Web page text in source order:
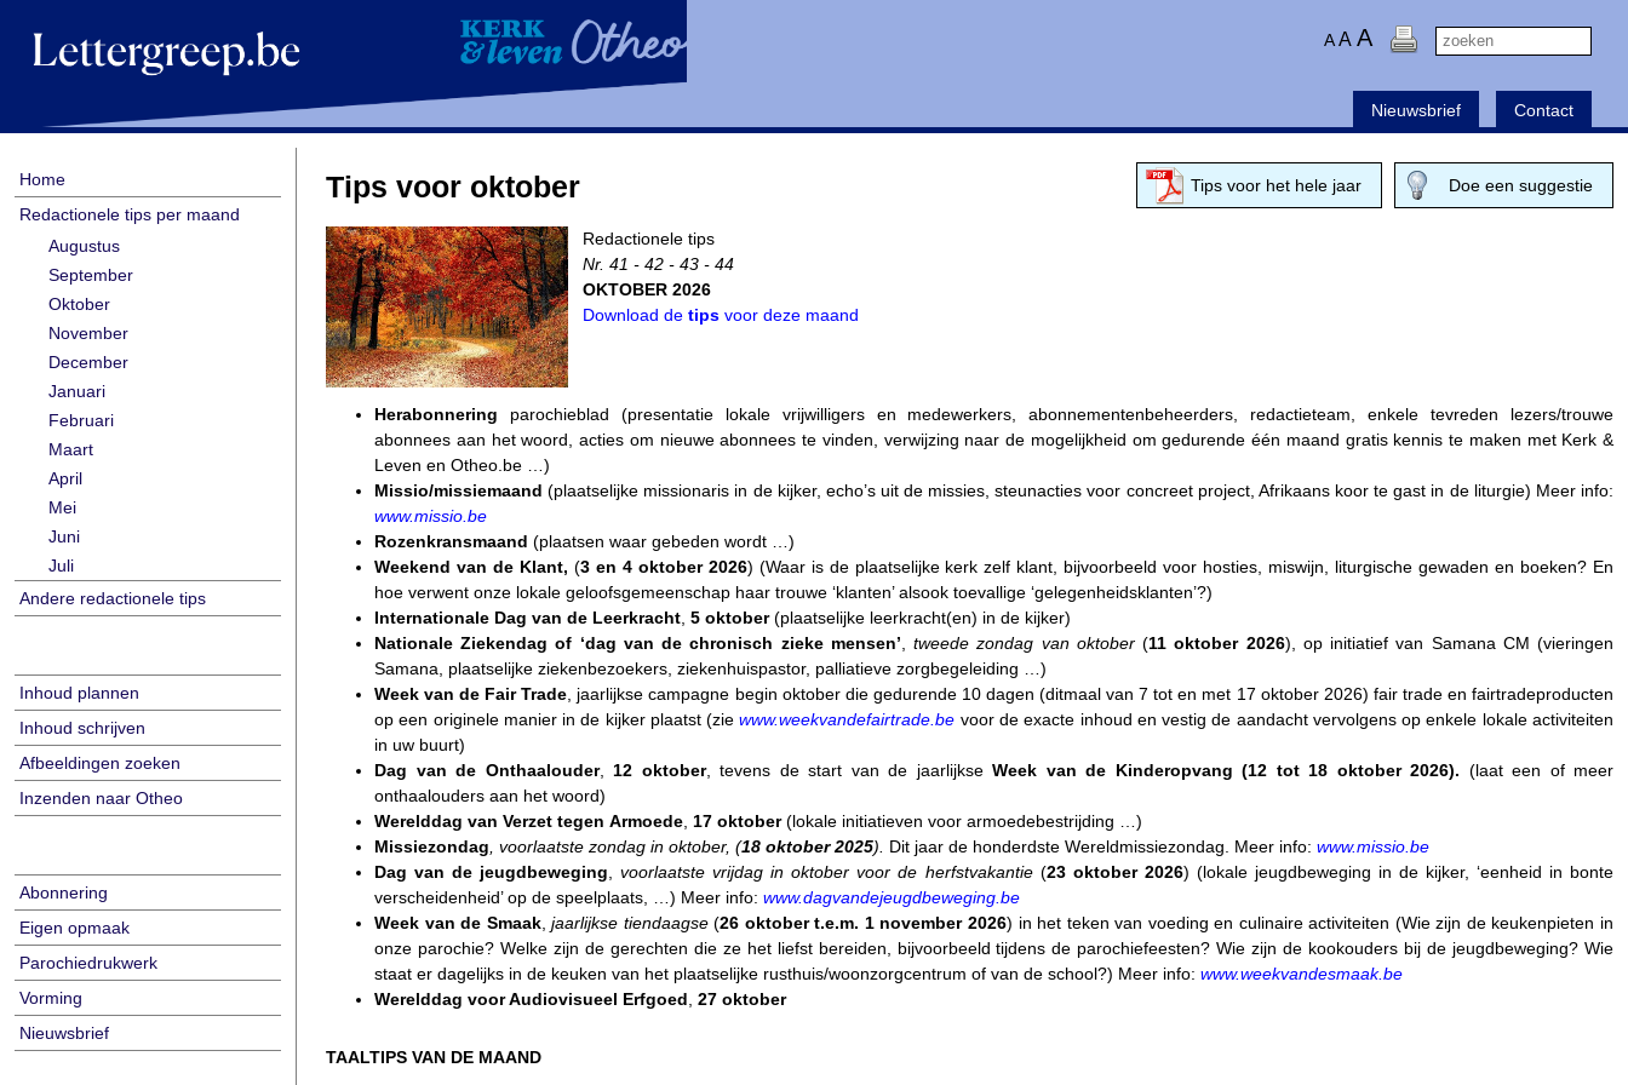
A A A
Nieuwsbrief Contact
Home
Redactionele tips per maand
Augustus
September
Oktober
November
December
Januari
Februari
Maart
April
Mei
Juni
Juli
Andere redactionele tips
Inhoud plannen
Inhoud schrijven
Afbeeldingen zoeken
Inzenden naar Otheo
Abonnering
Eigen opmaak
Parochiedrukwerk
Vorming
Nieuwsbrief
Doe een suggestie
Tips voor het hele jaar
Tips voor oktober
Redactionele tips
Nr. 41 - 42 - 43 - 44
OKTOBER 2026
Download de tips voor deze maand
Herabonnering parochieblad (presentatie lokale vrijwilligers en medewerkers, abonnementenbeheerders, redactieteam, enkele tevreden lezers/trouwe
abonnees aan het woord, acties om nieuwe abonnees te vinden, verwijzing naar de mogelijkheid om gedurende één maand gratis kennis te maken met Kerk &
Leven en Otheo.be …)
Missio/missiemaand (plaatselijke missionaris in de kijker, echo’s uit de missies, steunacties voor concreet project, Afrikaans koor te gast in de liturgie) Meer info:
www.missio.be
Rozenkransmaand (plaatsen waar gebeden wordt …)
Weekend van de Klant, (3 en 4 oktober 2026) (Waar is de plaatselijke kerk zelf klant, bijvoorbeeld voor hosties, miswijn, liturgische gewaden en boeken? En
hoe verwent onze lokale geloofsgemeenschap haar trouwe ‘klanten’ alsook toevallige ‘gelegenheidsklanten’?)
Internationale Dag van de Leerkracht 5 oktober(plaatselijke leerkracht(en) in de kijker)
Nationale Ziekendag of ‘dag van de chronisch zieke mensen’ ,tweede zondag van oktober(11 oktober 2026), op initiatief van Samana CM (vieringen
Samana, plaatselijke ziekenbezoekers, ziekenhuispastor, palliatieve zorgbegeleiding …)
Week van de Fair Trade , jaarlijkse campagne begin oktober die gedurende 10 dagen (ditmaal van 7 tot en met 17 oktober 2026) fair trade en fairtradeproducten
op een originele manier in de kijker plaatst (ziewww.weekvandefairtrade.be voor de exacte inhoud en vestig de aandacht vervolgens op enkele lokale activiteiten
in uw buurt)
Dag van de Onthaalouder, 12 oktober, tevens de start van de jaarlijkse Week van de Kinderopvang (12 tot 18 oktober 2026). (laat een of meer
onthaalouders aan het woord)
Werelddag van Verzet tegen Armoede 17 oktober(lokale initiatieven voor armoedebestrijding …)
Missiezondag voorlaatste zondag in oktober, (18 oktober 2025). Dit jaar de honderdste Wereldmissiezondag. Meer info: www.missio.be
Dag van de jeugdbeweging ,voorlaatste vrijdag in oktober voor de herfstvakantie(23 oktober 2026) (lokale jeugdbeweging in de kijker, ‘eenheid in bonte
verscheidenheid’ op de speelplaats, …) Meer info: www.dagvandejeugdbeweging.be
Week van de Smaak,jaarlijkse tiendaagse(26 oktober t.e.m. 1 november 2026) in het teken van voeding en culinaire activiteiten (Wie zijn de keukenpieten in
onze parochie? Welke zijn de gerechten die ze het liefst bereiden, bijvoorbeeld tijdens de parochiefeesten? Wie zijn de kookouders bij de jeugdbeweging? Wie
staat er dagelijks in de keuken van het plaatselijke rusthuis/woonzorgcentrum of van de school?) Meer info: www.weekvandesmaak.be
Werelddag voor Audiovisueel Erfgoed 27 oktober
TAALTIPS VAN DE MAAND